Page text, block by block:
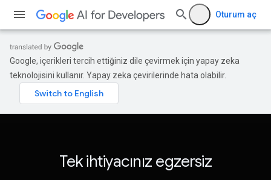
Oturum aç
Google, içerikleri tercih ettiğiniz dile çevirmek için yapay zeka
teknolojisini kullanır. Yapay zeka çevirilerinde hata olabilir.
Tek ihtiyacınız egzersiz